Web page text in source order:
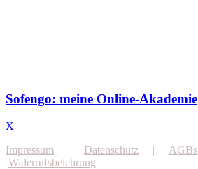
Sofengo: meine Online-Akademie
X
Impressum | Datenschutz | AGBs
Widerrufsbelehrung